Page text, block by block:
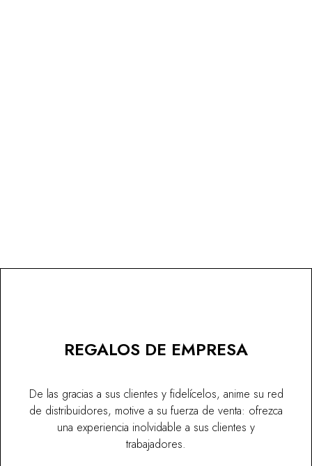
REGALOS DE EMPRESA
De las gracias a sus clientes y fidelícelos, anime su red
de distribuidores, motive a su fuerza de venta: ofrezca
una experiencia inolvidable a sus clientes y
trabajadores.